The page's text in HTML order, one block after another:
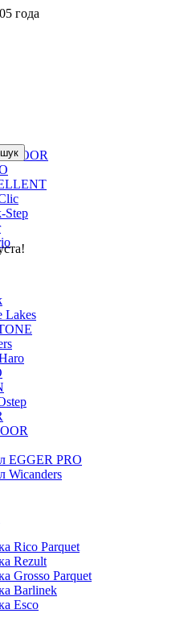
года
Step
Lakes
EGGER PRO
Wicanders
Rico Parquet
Rezult
Grosso Parquet
Barlinek
Esco